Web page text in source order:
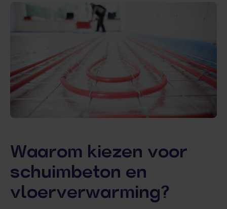
Waarom kiezen voor
schuimbeton en
vloerverwarming?